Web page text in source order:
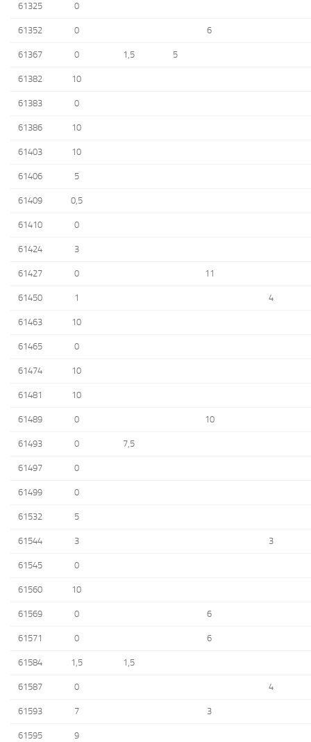
61325 0
61352 0 6
61367 0 1,5 5
61382 10
61383 0
61386 10
61403 10
61406 5
61409 0,5
61410 0
61424 3
61427 0 11
61450 1 4
61463 10
61465 0
61474 10
61481 10
61489 0 10
61493 0 7,5
61497 0
61499 0
61532 5
61544 3 3
61545 0
61560 10
61569 0 6
61571 0 6
61584 1,5 1,5
61587 0 4
61593 7 3
61595 9